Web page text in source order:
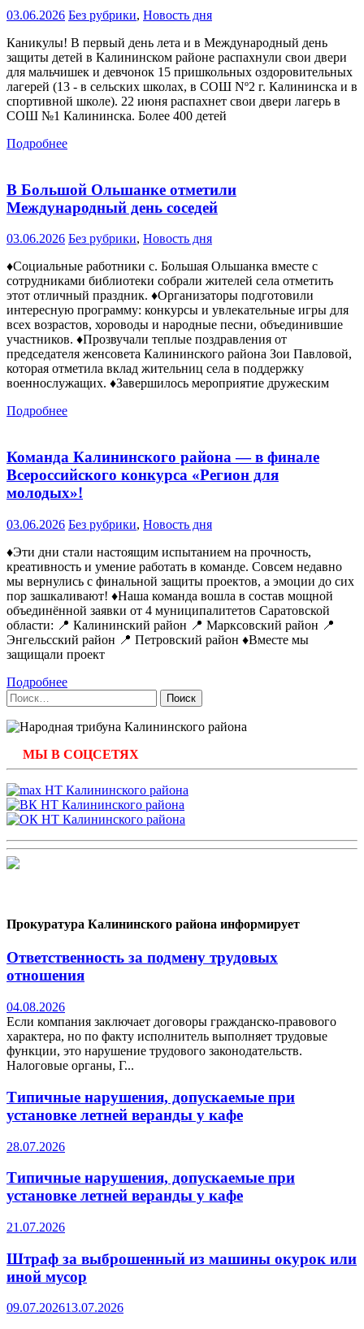
03.06.2026 Без рубрики, Новость дня
Каникулы! В первый день лета и в Международный день
защиты детей в Калининском районе распахнули свои двери
для мальчишек и девчонок 15 пришкольных оздоровительных
лагерей (13 - в сельских школах, в СОШ Nº2 г. Калининска и в
спортивной школе). 22 июня распахнет свои двери лагерь в
СОШ №1 Калининска. Более 400 детей
Подробнее
В Большой Ольшанке отметили
Международный день соседей
03.06.2026 Без рубрики, Новость дня
♦️Социальные работники с. Большая Ольшанка вместе с
сотрудниками библиотеки собрали жителей села отметить
этот отличный праздник. ♦️Организаторы подготовили
интересную программу: конкурсы и увлекательные игры для
всех возрастов, хороводы и народные песни, объединившие
участников. ♦️Прозвучали теплые поздравления от
председателя женсовета Калининского района Зои Павловой,
которая отметила вклад жительниц села в поддержку
военнослужащих. ♦️Завершилось мероприятие дружеским
Подробнее
Команда Калининского района — в финале
Всероссийского конкурса «Регион для
молодых»!
03.06.2026 Без рубрики, Новость дня
♦️Эти дни стали настоящим испытанием на прочность,
креативность и умение работать в команде. Совсем недавно
мы вернулись с финальной защиты проектов, а эмоции до сих
пор зашкаливают! ♦️Наша команда вошла в состав мощной
объединённой заявки от 4 муниципалитетов Саратовской
области: 📍 Калининский район 📍 Марксовский район 📍
Энгельсский район 📍 Петровский район ♦️Вместе мы
защищали проект
Подробнее
Найти:
МЫ В СОЦСЕТЯХ
Прокуратура Калининского района информирует
Ответственность за подмену трудовых
отношения
04.08.2026
Если компания заключает договоры гражданско-правового
характера, но по факту исполнитель выполняет трудовые
функции, это нарушение трудового законодательств.
Налоговые органы, Г...
Типичные нарушения, допускаемые при
установке летней веранды у кафе
28.07.2026
Типичные нарушения, допускаемые при
установке летней веранды у кафе
21.07.2026
Штраф за выброшенный из машины окурок или
иной мусор
09.07.202613.07.2026